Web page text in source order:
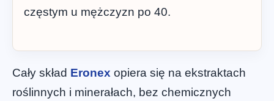
częstym u mężczyzn po 40.
Cały skład Eronex opiera się na ekstraktach
roślinnych i minerałach, bez chemicznych